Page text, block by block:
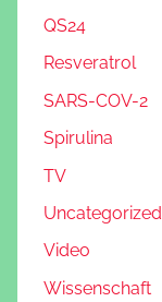
QS24
Resveratrol
SARS-COV-2
Spirulina
TV
Uncategorized
Video
Wissenschaft